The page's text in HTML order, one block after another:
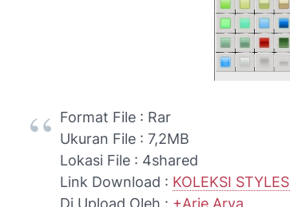
Format File : Rar
Ukuran File : 7,2MB
Lokasi File : 4shared
Link Download : KOLEKSI
Di Upload Oleh : +Arie Arya